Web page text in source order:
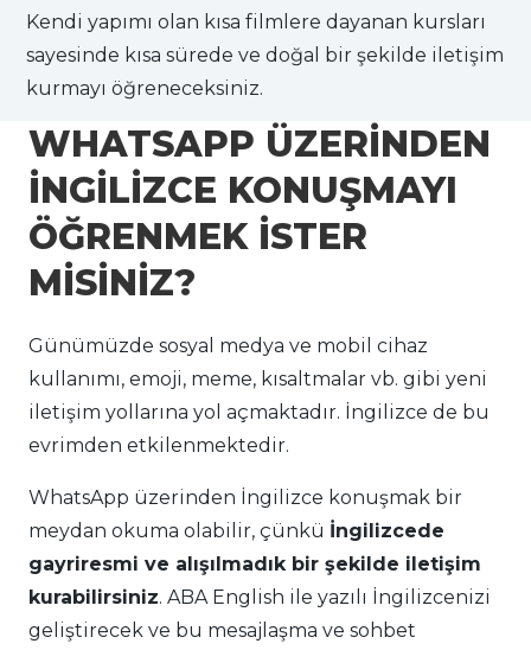
Kendi yapımı olan kısa filmlere dayanan kursları
sayesinde kısa sürede ve doğal bir şekilde iletişim
kurmayı öğreneceksiniz.
WHATSAPP ÜZERİNDEN
İNGİLİZCE KONUŞMAYI
ÖĞRENMEK İSTER
MİSİNİZ?
Günümüzde sosyal medya ve mobil cihaz
kullanımı, emoji, meme, kısaltmalar vb. gibi yeni
iletişim yollarına yol açmaktadır. İngilizce de bu
evrimden etkilenmektedir.
WhatsApp üzerinden İngilizce konuşmak bir
meydan okuma olabilir, çünkü İngilizcede
gayriresmi ve alışılmadık bir şekilde iletişim
kurabilirsiniz. ABA English ile yazılı İngilizcenizi
geliştirecek ve bu mesajlaşma ve sohbet